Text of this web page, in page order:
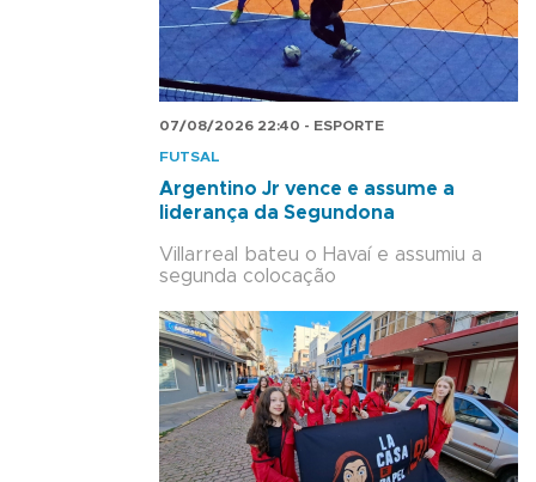
07/08/2026 22:40 - ESPORTE
FUTSAL
Argentino Jr vence e assume a
liderança da Segundona
Villarreal bateu o Havaí e assumiu a
segunda colocação